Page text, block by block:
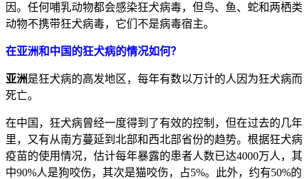
因。任何哺乳动物都会感染狂犬病毒，但鸟、鱼、蛇和两栖类
动物不携带狂犬病毒，它们不是病毒宿主。
在亚洲和中国的狂犬病的情况如何？
亚洲是狂犬病的高发地区，每年有数以万计的人因为狂犬病而
死亡。
在中国，狂犬病曾经一度得到了有效的控制，但在过去的几年
里，又有从南方蔓延到北部和西北部省份的趋势。根据狂犬病
疫苗的使用情况，估计每年暴露的患者人数已达4000万人，其
中90%人是狗咬伤，其次是猫咬伤，占5%。此外，约有50%的